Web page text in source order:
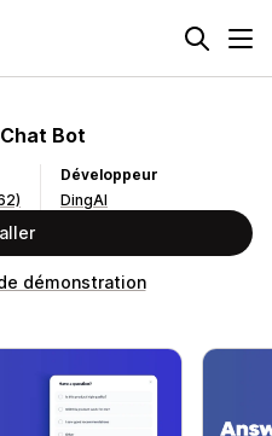
Bot
Développeur
DingAI
démonstration